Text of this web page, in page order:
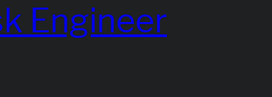
Engineer